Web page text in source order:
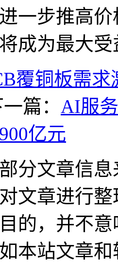
一步推高
成为最大
覆铜板需
篇： AI服
亿元
分文章信
文章进行
的，并不
本站文章